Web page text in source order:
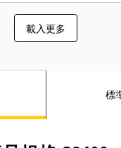
載入更多
標